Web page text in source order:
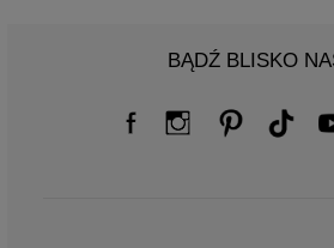
BĄDŹ BLISKO